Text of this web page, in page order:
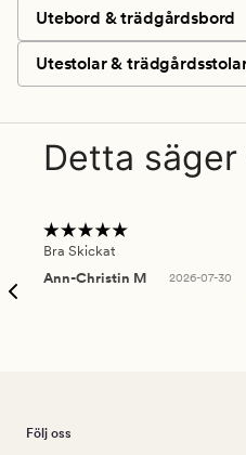
Utebord & trädgårdsbord
Utestolar &
Detta
Bra Skickat
Ann-Christin M
2026-07-30
Följ oss